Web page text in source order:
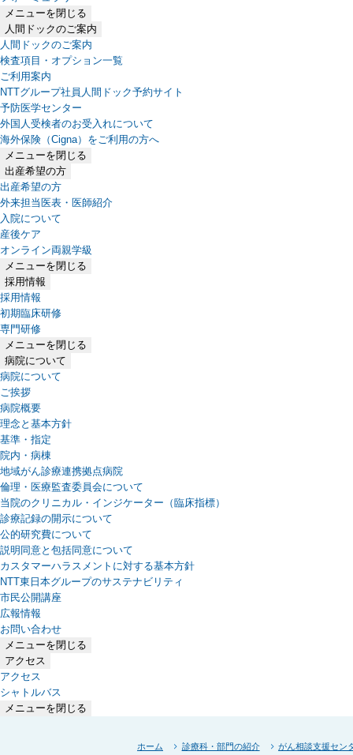
（PDFファイル、新しいタブで開きます）
メニューを閉じる
人間ドックのご案内
人間ドックのご案内
検査項目・オプション一覧
ご利用案内
NTTグループ社員人間ドック予約サイト
予防医学センター
外国人受検者のお受入れについて
海外保険（Cigna）をご利用の方へ
メニューを閉じる
出産希望の方
出産希望の方
外来担当医表・医師紹介
入院について
産後ケア
オンライン両親学級
メニューを閉じる
採用情報
採用情報
初期臨床研修
専門研修
メニューを閉じる
病院について
病院について
ご挨拶
病院概要
理念と基本方針
基準・指定
院内・病棟
地域がん診療連携拠点病院
倫理・医療監査委員会について
当院のクリニカル・インジケーター（臨床指標）
診療記録の開示について
公的研究費について
説明同意と包括同意について
カスタマーハラスメントに対する基本方針
NTT東日本グループのサステナビリティ
（新しいタブで開きます）
市民公開講座
広報情報
お問い合わせ
メニューを閉じる
アクセス
アクセス
シャトルバス
メニューを閉じる
ホーム 診療科・部門の紹介 がん相談支援セン